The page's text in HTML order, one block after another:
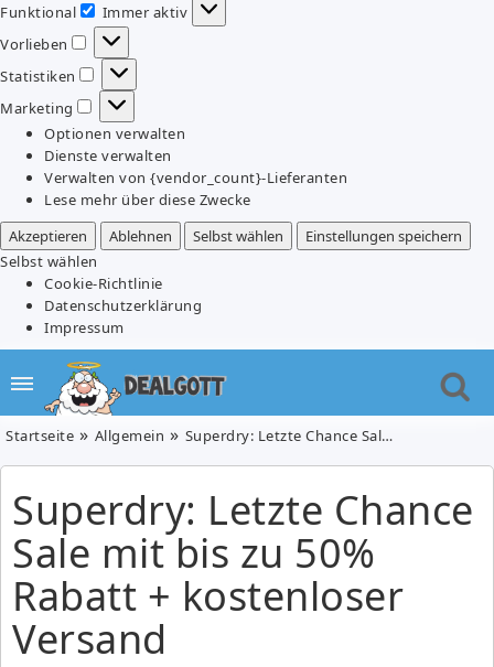
Funktional
Funktional
Immer aktiv
Vorlieben
Vorlieben
Statistiken
Statistiken
Marketing
Marketing
Optionen verwalten
Dienste verwalten
Verwalten von {vendor_count}-Lieferanten
Lese mehr über diese Zwecke
Akzeptieren
Ablehnen Selbst wählen
Einstellungen speichern
Selbst wählen
Cookie-Richtlinie
Datenschutzerklärung
Impressum
Startseite Allgemein Superdry: Letzte Chance Sale mit bis zu 50% Rabatt + kostenloser Versand
Superdry: Letzte Chance
Sale mit bis zu 50%
Rabatt + kostenloser
Versand